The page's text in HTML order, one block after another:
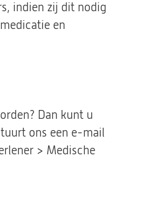
indien zij dit nodig
en
Dan kunt u
ons een e-mail
> Medische